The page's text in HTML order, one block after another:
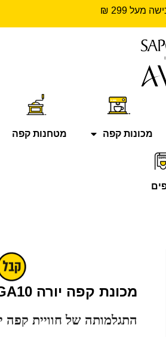
מעל 299 ₪
מכונות קפה מטחנות קפה
מכונת קפה יורה GIGA10
התגלמותה של חוויית קפה